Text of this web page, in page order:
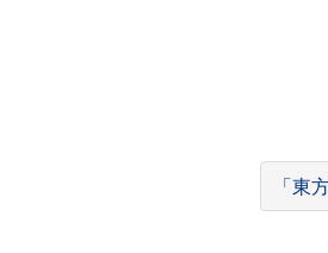
「東